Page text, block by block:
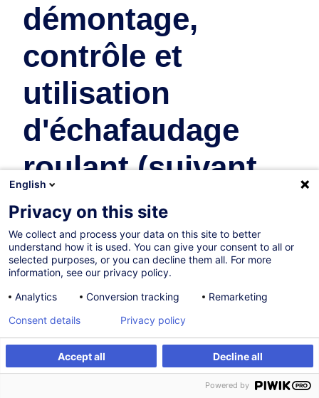
Être alerté Formation sur mesure
démontage,
contrôle et
utilisation
d'échafaudage
roulant (suivant
recommandation
de l'AAA)
Sécurité & Santé au Travail
En collaboration avec:
English
Privacy on this site
We collect and process your data on this site to better
understand how it is used. You can give your consent to all or
selected purposes, or you can decline them all. For more
information, see our privacy policy.
Analytics
Conversion tracking Remarketing
Accept all Decline all
Consent details Privacy policy
Powered by